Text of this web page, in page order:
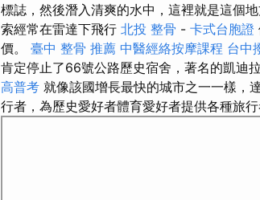
標誌，然後潛入清爽的水中，這裡就是這個地
索經常在雷達下飛行 北投 整骨 - 卡式台胞證
價。 臺中 整骨 推薦 中醫經絡按摩課程 台中
肯定停止了66號公路歷史宿舍，著名的凱迪
高普考 就像該國增長最快的城市之一一樣，
行者，為歷史愛好者體育愛好者提供各種旅行